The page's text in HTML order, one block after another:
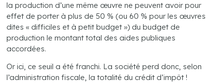
la production d’une même œuvre ne peuvent avoir pour
effet de porter à plus de 50 % (ou 60 % pour les œuvres
dites « difficiles et à petit budget ») du budget de
production le montant total des aides publiques
accordées.
Or ici, ce seuil a été franchi. La société perd donc, selon
l’administration fiscale, la totalité du crédit d’impôt !